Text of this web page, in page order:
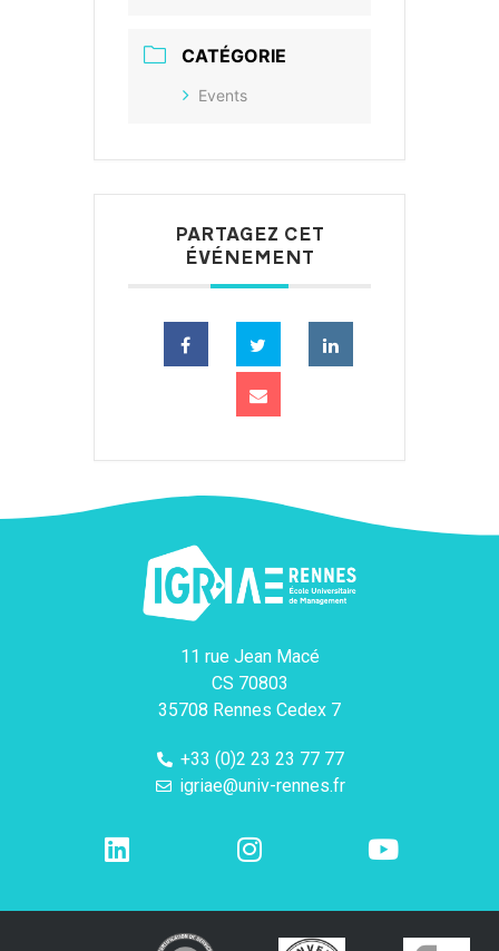
CATÉGORIE
Events
PARTAGEZ CET
ÉVÉNEMENT
11 rue Jean Macé
CS 70803
35708 Rennes Cedex 7
+33 (0)2 23 23 77 77
igriae@univ-rennes.fr